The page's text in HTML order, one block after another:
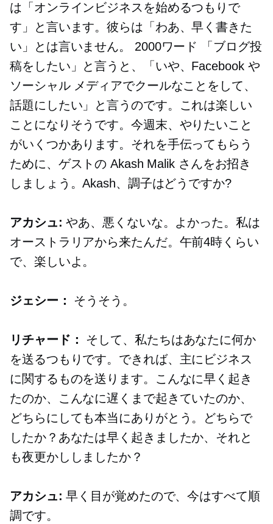
は「オンラインビジネスを始めるつもりで
す」と言います。彼らは「わあ、早く書きた
い」とは言いません。 2000ワード
「ブログ投
稿をしたい」と言うと、「いや、Facebook や
ソーシャル メディアでクールなことをして、
話題にしたい」と言うのです。これは楽しい
ことになりそうです。今週末、やりたいこと
がいくつかあります。それを手伝ってもらう
ために、ゲストの Akash Malik さんをお招き
しましょう。Akash、調子はどうですか?
アカシュ: やあ、悪くないな。よかった。私は
オーストラリアから来たんだ。午前4時くらい
で、楽しいよ。
ジェシー： そうそう。
リチャード：
そして、私たちはあなたに何か
を送るつもりです。できれば、主にビジネス
に関するものを送ります。こんなに早く起き
たのか、こんなに遅くまで起きていたのか、
どちらにしても本当にありがとう。どちらで
したか？あなたは早く起きましたか、それと
も夜更かししましたか？
アカシュ: 早く目が覚めたので、今はすべて順
調です。